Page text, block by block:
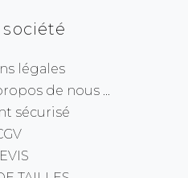
légales
de nous ...
sécurisé